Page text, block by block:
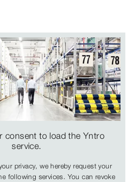
consent to load the Yntro
service.
privacy, we hereby request your
following services. You can revoke